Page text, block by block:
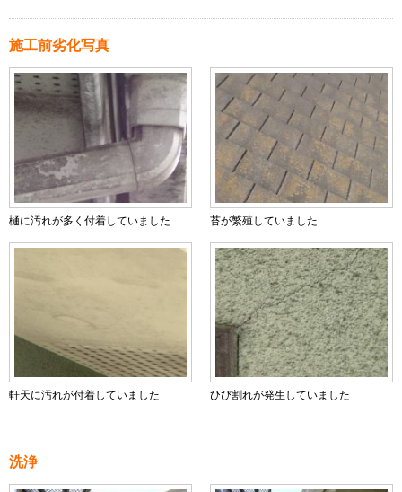
施工前劣化写真
樋に汚れが多く付着していました 苔が繁殖していました
軒天に汚れが付着していました ひび割れが発生していました
洗浄